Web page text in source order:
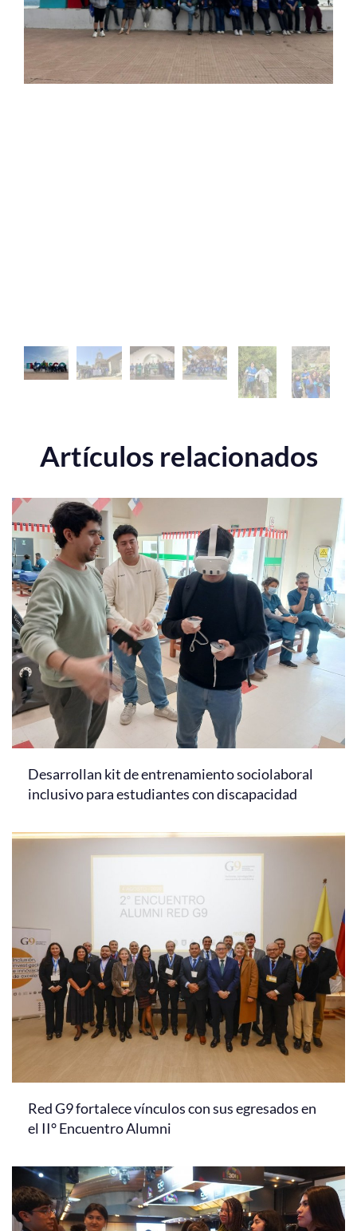
Estudiantes
Académicos
Artículos relacionados
Desarrollan kit de entrenamiento sociolaboral
inclusivo para estudiantes con discapacidad
Red G9 fortalece vínculos con sus egresados en
el II° Encuentro Alumni